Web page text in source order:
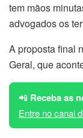
tem mãos
advogados os
A proposta final
Geral, que
📲 Receba as
Entre no canal